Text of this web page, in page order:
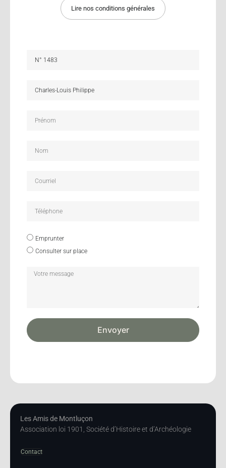
Lire nos conditions générales
Emprunter
Consulter sur place
Envoyer
Les Amis de Montluçon
Association loi 1901, Société d’Histoire et d’Archéologie
Contact